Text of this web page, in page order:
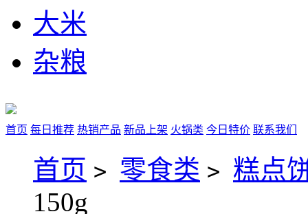
大米
杂粮
首页 每日推荐 热销产品 新品上架 火锅类 今日特价 联系我们
首页 > 零食类 > 糕点
150g